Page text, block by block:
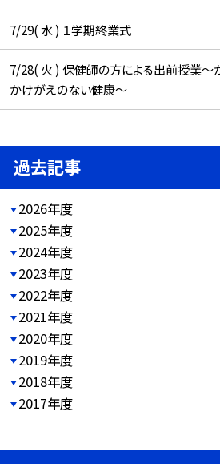
7/29( 水 ) １学期終業式
7/28( 火 ) 保健師の方による出前授業
かけがえのない健康～
過去記事
2026年度
2025年度
2024年度
2023年度
2022年度
2021年度
2020年度
2019年度
2018年度
2017年度